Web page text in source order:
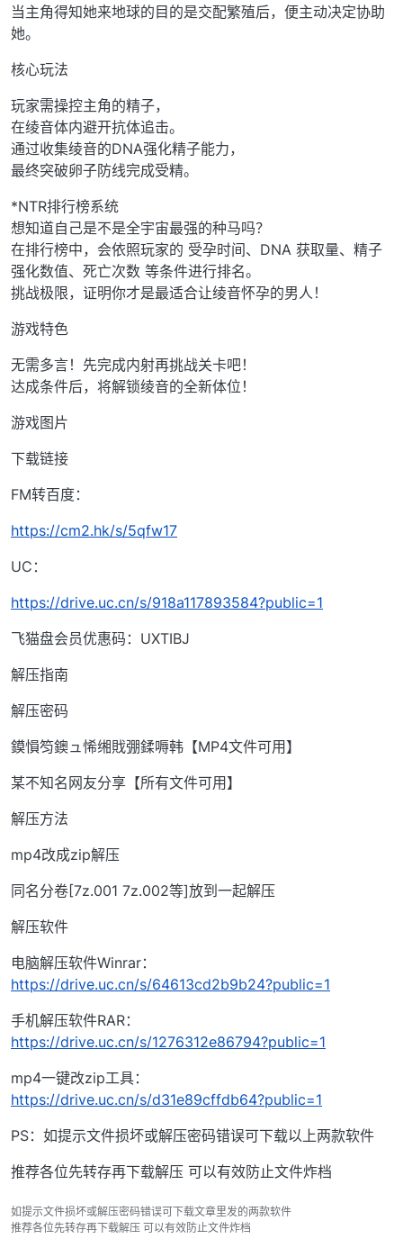
当主角得知她来地球的目的是交配繁殖后，便主动决定协助
她。
核心玩法
玩家需操控主角的精子，
在绫音体内避开抗体追击。
通过收集绫音的DNA强化精子能力，
最终突破卵子防线完成受精。
*NTR排行榜系统
想知道自己是不是全宇宙最强的种马吗？
在排行榜中，会依照玩家的 受孕时间、DNA 获取量、精子
强化数值、死亡次数 等条件进行排名。
挑战极限，证明你才是最适合让绫音怀孕的男人！
游戏特色
无需多言！先完成内射再挑战关卡吧！
达成条件后，将解锁绫音的全新体位！
游戏图片
下载链接
FM转百度：
https://cm2.hk/s/5qfw17
UC：
https://drive.uc.cn/s/918a117893584?public=1
飞猫盘会员优惠码：UXTIBJ
解压指南
解压密码
鏌愪笉鐭ュ悕缃戝弸鍒嗕韩【MP4文件可用】
某不知名网友分享【所有文件可用】
解压方法
mp4改成zip解压
同名分卷[7z.001 7z.002等]放到一起解压
解压软件
电脑解压软件Winrar：
https://drive.uc.cn/s/64613cd2b9b24?public=1
手机解压软件RAR：
https://drive.uc.cn/s/1276312e86794?public=1
mp4一键改zip工具：
https://drive.uc.cn/s/d31e89cffdb64?public=1
PS：如提示文件损坏或解压密码错误可下载以上两款软件
推荐各位先转存再下载解压 可以有效防止文件炸档
如提示文件损坏或解压密码错误可下载文章里发的两款软件
推荐各位先转存再下载解压 可以有效防止文件炸档